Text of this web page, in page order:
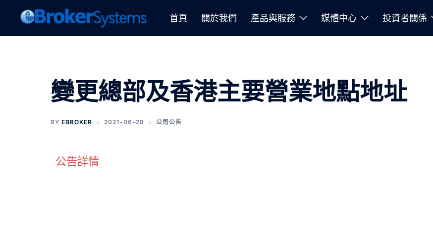
首頁 關於我們 產品與服務 媒體中心 投資者關係
變更總部及香港主要營業地點地址
BY EBROKER 2021-06-28 公司公告
公告詳情